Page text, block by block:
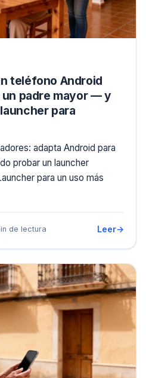
teléfono Android
un padre mayor — y
para
adapta Android para
probar un launcher
para un uso más
de lectura Leer